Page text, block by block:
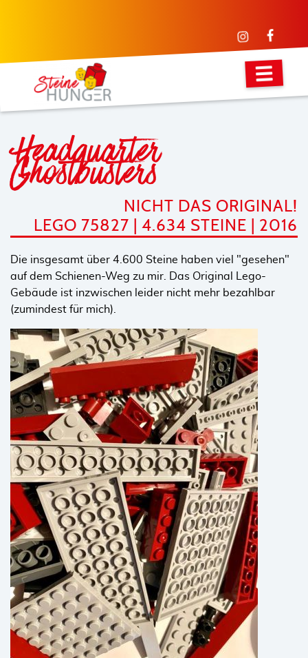
Headquarter
Ghostbusters
NICHT DAS ORIGINAL!
LEGO 75827 | 4.634 STEINE | 2016
Die insgesamt über 4.600 Steine haben viel "gesehen"
auf dem Schienen-Weg zu mir. Das Original Lego-
Gebäude ist inzwischen leider nicht mehr bezahlbar
(zumindest für mich).